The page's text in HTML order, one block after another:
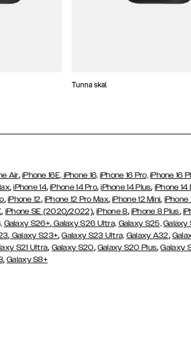
Tunna skal
Air, iPhone 16E, iPhone 16, iPhone 16 Pro, iPhone 16
,iPhone 14,iPhone 14 Pro,iPhone 14 Plus, iPhone 14
, iPhone 12, iPhone 12 Pro Max,iPhone 12 Mini, iPhone
, iPhone SE (2020/2022),iPhone 8, iPhone 8 Plus,
Galaxy S26+,Galaxy S26 Ultra, Galaxy S25, Galaxy
, Galaxy S23+,Galaxy S23 Ultra, Galaxy A32,
S21 Ultra, Galaxy S20, Galaxy S20 Plus,Galaxy
,Galaxy S8+